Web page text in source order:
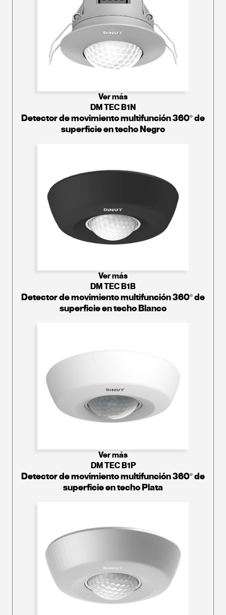
Ver más
DM TEC B1N
Detector de movimiento multifunción 360º de
superficie en techo Negro
Ver más
DM TEC B1B
Detector de movimiento multifunción 360º de
superficie en techo Blanco
Ver más
DM TEC B1P
Detector de movimiento multifunción 360º de
superficie en techo Plata